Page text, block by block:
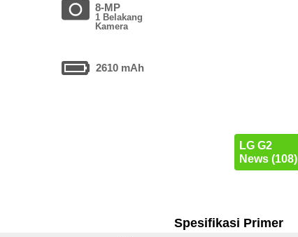
8-MP
1 Belakang
Kamera
2610 mAh
LG G2
News (108)
Spesifikasi Primer